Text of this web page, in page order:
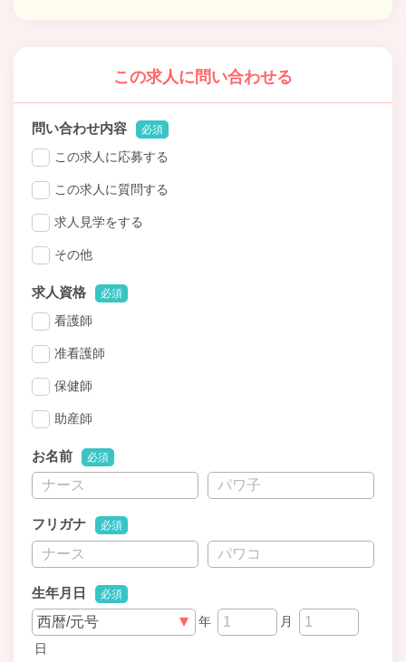
この求人に問い合わせる
問い合わせ内容 必須
この求人に応募する
この求人に質問する
求人見学をする
その他
求人資格 必須
看護師
准看護師
保健師
助産師
お名前 必須
フリガナ 必須
生年月日 必須
年
月
日